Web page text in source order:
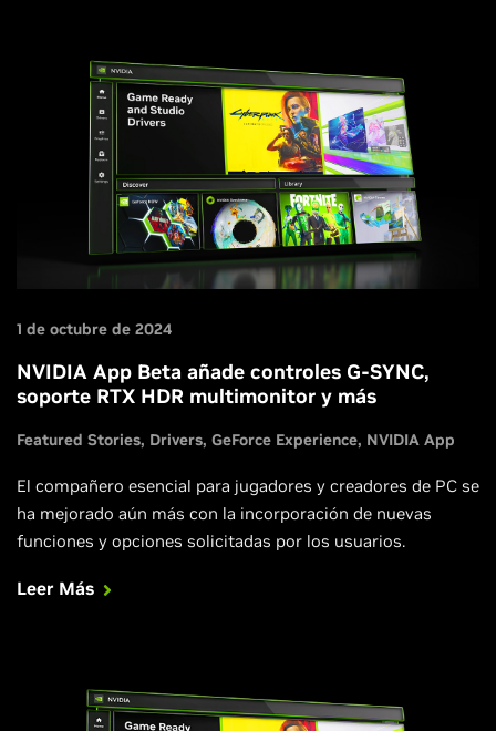
1 de octubre de 2024
NVIDIA App Beta añade controles G-SYNC,
soporte RTX HDR multimonitor y más
Featured Stories Drivers GeForce Experience NVIDIA App
El compañero esencial para jugadores y creadores de PC se
ha mejorado aún más con la incorporación de nuevas
funciones y opciones solicitadas por los usuarios.
Leer Más